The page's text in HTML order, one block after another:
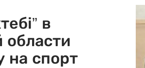
в
области
на спорт